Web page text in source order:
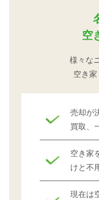
空
様々な
空き
売却が
買取、
空き家
けと不
現在は